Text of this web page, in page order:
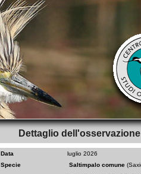
Dettaglio dell'osservazione
Data
luglio 2026
Specie
Saltimpalo comune